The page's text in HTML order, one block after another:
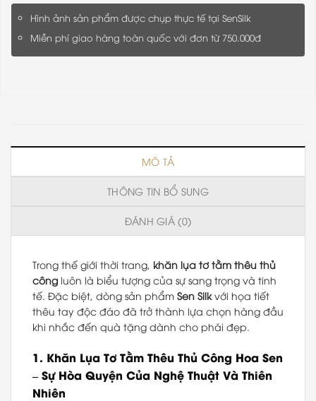
Hình ảnh sản phẩm được chụp thực tế tại SenSilk
Miễn phí giao hàng toàn quốc với đơn từ 750.000đ
MÔ TẢ
THÔNG TIN BỔ SUNG
ĐÁNH GIÁ (0)
Trong thế giới thời trang, khăn lụa tơ tằm thêu thủ
công luôn là biểu tượng của sự sang trọng và tinh
tế. Đặc biệt, dòng sản phẩm Sen Silkvới họa tiết
thêu tay độc đáo đã trở thành lựa chọn hàng đầu
khi nhắc đến quà tặng dành cho phái đẹp.
1. Khăn Lụa Tơ Tằm Thêu Thủ Công Hoa Sen
– Sự Hòa Quyện Của Nghệ Thuật Và Thiên
Nhiên